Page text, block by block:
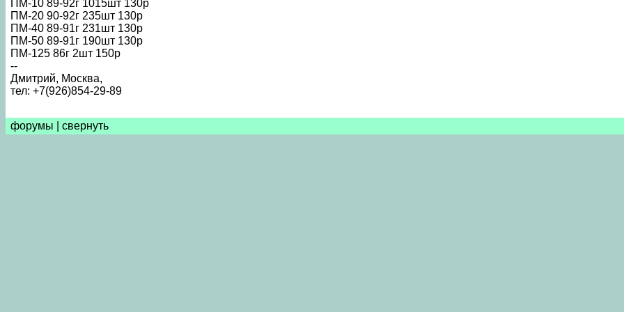
ПМ-10 89-92г 1015шт 130р
ПМ-20 90-92г 235шт 130р
ПМ-40 89-91г 231шт 130р
ПМ-50 89-91г 190шт 130р
ПМ-125 86г 2шт 150р
--
Дмитрий, Москва,
тел: +7(926)854-29-89
форумы свернуть